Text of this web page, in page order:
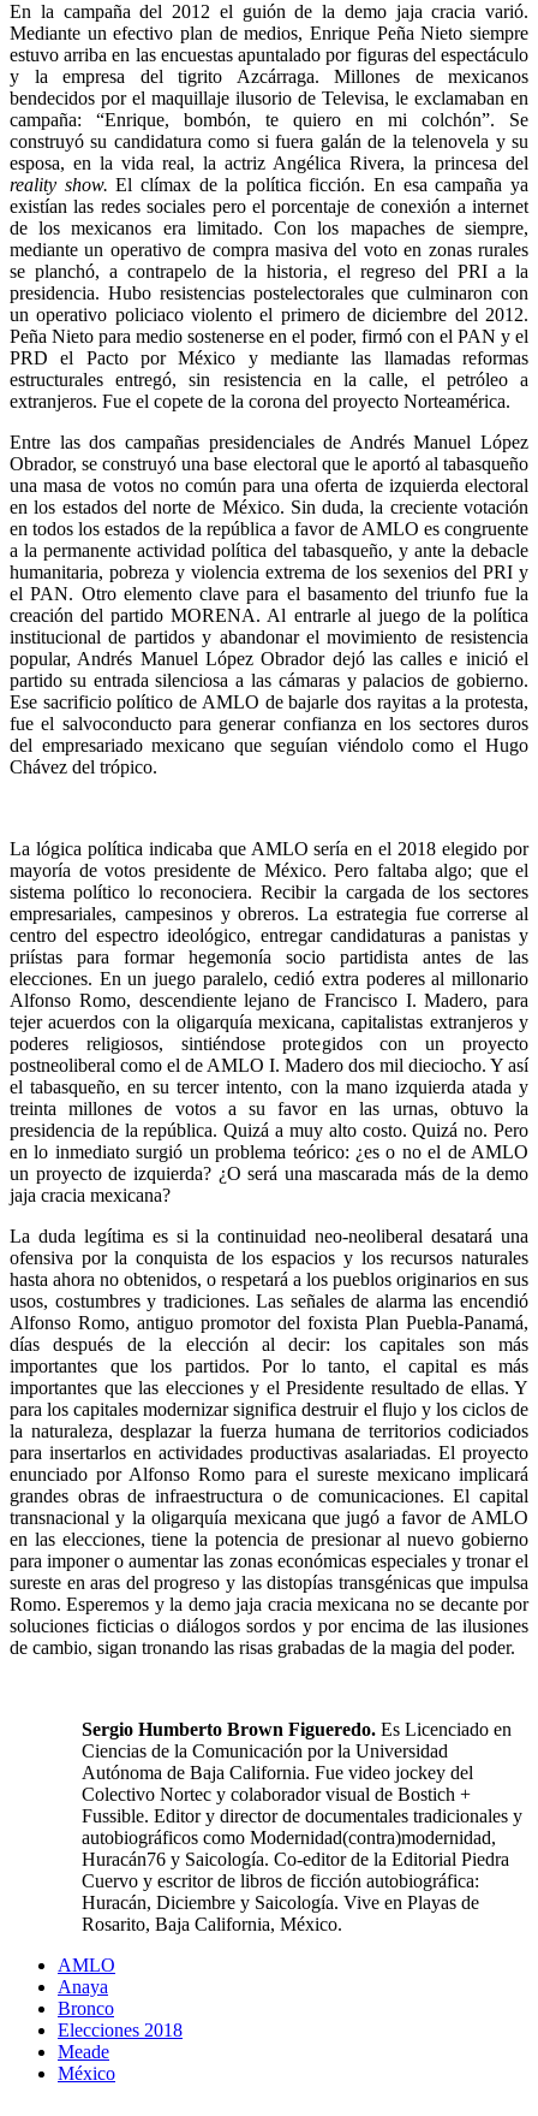
En la campaña del 2012 el guión de la demo jaja cracia varió.
Mediante un efectivo plan de medios, Enrique Peña Nieto siempre
estuvo arriba en las encuestas apuntalado por figuras del espectáculo
y la empresa del tigrito Azcárraga. Millones de mexicanos
bendecidos por el maquillaje ilusorio de Televisa, le exclamaban en
campaña: “Enrique, bombón, te quiero en mi colchón”. Se
construyó su candidatura como si fuera galán de la telenovela y su
esposa, en la vida real, la actriz Angélica Rivera, la princesa del
reality show.El clímax de la política ficción. En esa campaña ya
existían las redes sociales pero el porcentaje de conexión a internet
de los mexicanos era limitado. Con los mapaches de siempre,
mediante un operativo de compra masiva del voto en zonas rurales
se planchó, a contrapelo de la historia, el regreso del PRI a la
presidencia. Hubo resistencias postelectorales que culminaron con
un operativo policiaco violento el primero de diciembre del 2012.
Peña Nieto para medio sostenerse en el poder, firmó con el PAN y el
PRD el Pacto por México y mediante las llamadas reformas
estructurales entregó, sin resistencia en la calle, el petróleo a
extranjeros. Fue el copete de la corona del proyecto Norteamérica.
Entre las dos campañas presidenciales de Andrés Manuel López
Obrador, se construyó una base electoral que le aportó al tabasqueño
una masa de votos no común para una oferta de izquierda electoral
en los estados del norte de México. Sin duda, la creciente votación
en todos los estados de la república a favor de AMLO es congruente
a la permanente actividad política del tabasqueño, y ante la debacle
humanitaria, pobreza y violencia extrema de los sexenios del PRI y
el PAN. Otro elemento clave para el basamento del triunfo fue la
creación del partido MORENA. Al entrarle al juego de la política
institucional de partidos y abandonar el movimiento de resistencia
popular, Andrés Manuel López Obrador dejó las calles e inició el
partido su entrada silenciosa a las cámaras y palacios de gobierno.
Ese sacrificio político de AMLO de bajarle dos rayitas a la protesta,
fue el salvoconducto para generar confianza en los sectores duros
del empresariado mexicano que seguían viéndolo como el Hugo
Chávez del trópico.
La lógica política indicaba que AMLO sería en el 2018 elegido por
mayoría de votos presidente de México. Pero faltaba algo; que el
sistema político lo reconociera. Recibir la cargada de los sectores
empresariales, campesinos y obreros. La estrategia fue correrse al
centro del espectro ideológico, entregar candidaturas a panistas y
priístas para formar hegemonía socio partidista antes de las
elecciones. En un juego paralelo, cedió extra poderes al millonario
Alfonso Romo, descendiente lejano de Francisco I. Madero, para
tejer acuerdos con la oligarquía mexicana, capitalistas extranjeros y
poderes religiosos, sintiéndose protegidos con un proyecto
postneoliberal como el de AMLO I. Madero dos mil dieciocho. Y así
el tabasqueño, en su tercer intento, con la mano izquierda atada y
treinta millones de votos a su favor en las urnas, obtuvo la
presidencia de la república. Quizá a muy alto costo. Quizá no. Pero
en lo inmediato surgió un problema teórico: ¿es o no el de AMLO
un proyecto de izquierda? ¿O será una mascarada más de la demo
jaja cracia mexicana?
La duda legítima es si la continuidad neo-neoliberal desatará una
ofensiva por la conquista de los espacios y los recursos naturales
hasta ahora no obtenidos, o respetará a los pueblos originarios en sus
usos, costumbres y tradiciones. Las señales de alarma las encendió
Alfonso Romo, antiguo promotor del foxista Plan Puebla-Panamá,
días después de la elección al decir: los capitales son más
importantes que los partidos. Por lo tanto, el capital es más
importantes que las elecciones y el Presidente resultado de ellas. Y
para los capitales modernizar significa destruir el flujo y los ciclos de
la naturaleza, desplazar la fuerza humana de territorios codiciados
para insertarlos en actividades productivas asalariadas. El proyecto
enunciado por Alfonso Romo para el sureste mexicano implicará
grandes obras de infraestructura o de comunicaciones. El capital
transnacional y la oligarquía mexicana que jugó a favor de AMLO
en las elecciones, tiene la potencia de presionar al nuevo gobierno
para imponer o aumentar las zonas económicas especiales y tronar el
sureste en aras del progreso y las distopías transgénicas que impulsa
Romo. Esperemos y la demo jaja cracia mexicana no se decante por
soluciones ficticias o diálogos sordos y por encima de las ilusiones
de cambio, sigan tronando las risas grabadas de la magia del poder.
Sergio Humberto Brown Figueredo. Es Licenciado en
Ciencias de la Comunicación por la Universidad
Autónoma de Baja California. Fue video jockey del
Colectivo Nortec y colaborador visual de Bostich +
Fussible. Editor y director de documentales tradicionales y
autobiográficos como Modernidad(contra)modernidad,
Huracán76 y Saicología. Co-editor de la Editorial Piedra
Cuervo y escritor de libros de ficción autobiográfica:
Huracán, Diciembre y Saicología. Vive en Playas de
Rosarito, Baja California, México.
AMLO
Anaya
Bronco
Elecciones 2018
Meade
México